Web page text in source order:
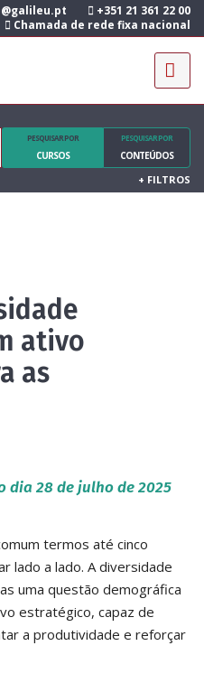
+351 21 361 22 00
Chamada de rede fixa nacional
PESQUISAR POR
CURSOS
PESQUISAR POR
CONTEÚDOS
+ FILTROS
ativo
as
dia 28 de julho de 2025
termos até cinco
lado a lado. A diversidade
uma questão demográfica
estratégico, capaz de
a produtividade e reforçar